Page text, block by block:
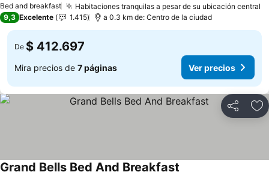
Bed and breakfast Habitaciones tranquilas a pesar de su ubicación central
9,3 Excelente 1.415 a 0.3 km de: Centro de la ciudad
De $ 412.697
Mira precios de 7 páginas Ver precios
Compartir
Grand Bells Bed And Breakfast